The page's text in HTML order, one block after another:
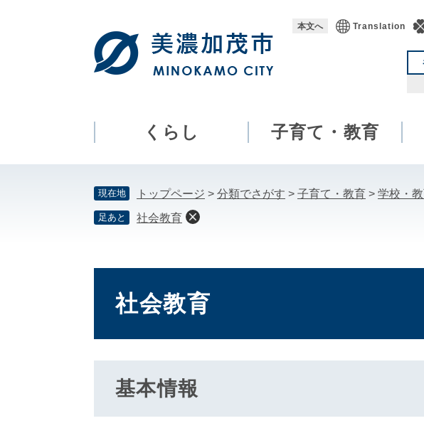
本
本文へ Translation
くらし 子育て・教育
現在地 トップページ > 分類でさがす > 子育て・教育 > 学校・
足あと 社会教育
社会教育
基本情報